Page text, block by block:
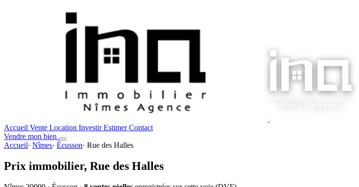
Accueil Vente Location InvestirEstimerContact
Vendre mon bien
Accueil· Nîmes· Écusson· Rue des Halles
Prix immobilier, Rue des Halles